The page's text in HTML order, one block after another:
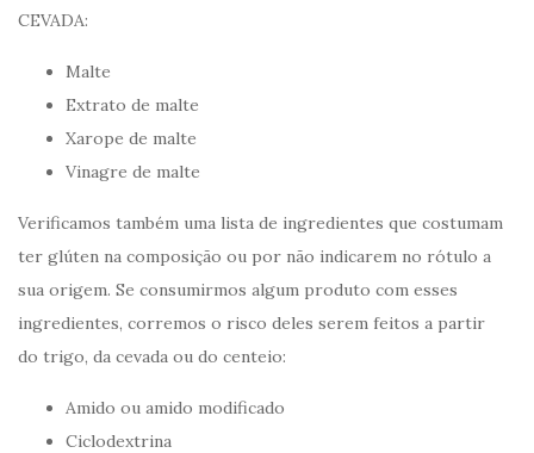
CEVADA:
Malte
Extrato de malte
Xarope de malte
Vinagre de malte
Verificamos também uma lista de ingredientes que costumam
ter glúten na composição ou por não indicarem no rótulo a
sua origem. Se consumirmos algum produto com esses
ingredientes, corremos o risco deles serem feitos a partir
do trigo, da cevada ou do centeio:
Amido ou amido modificado
Ciclodextrina